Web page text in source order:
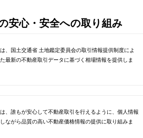
安心・安全への取り組み
、国土交通省 土地鑑定委員会の取引情報提供制度によ
最新の不動産取引データに基づく相場情報を提供しま
、誰もが安心して不動産取引を行えるように、個人情報
ながら品質の高い不動産価格情報の提供に取り組みま